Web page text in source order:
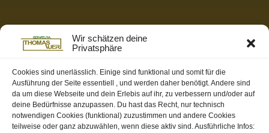
Wir schätzen deine
Privatsphäre
Cookies sind unerlässlich. Einige sind funktional und somit für die
Ausführung der Seite essentiell , und werden daher benötigt. Andere sind
da um diese Webseite und dein Erlebis auf ihr, zu verbessern und/oder auf
deine Bedürfnisse anzupassen. Du hast das Recht, nur technisch
notwendigen Cookies (funktional) zuzustimmen und andere Cookies
teilweise oder ganz abzuwählen, wenn diese aktiv sind. Ausführliche Infos:
Partnerseiten / Empfehlungen
K-Wellness – Karin Meier
S&S Informatik GmbH
Ihr Partner für zukunftsorientierte Informatik
Swiss-skymodel
opens your eyes